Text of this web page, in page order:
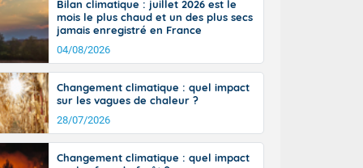
vent,
deux
entre 11
sur les
l'intérieur
vallée de
Bilan climatique : juillet 2026 est le
mois le plus chaud et un des plus secs
jamais enregistré en France
04/08/2026
Changement climatique : quel impact
sur les vagues de chaleur ?
28/07/2026
Changement climatique : quel impact